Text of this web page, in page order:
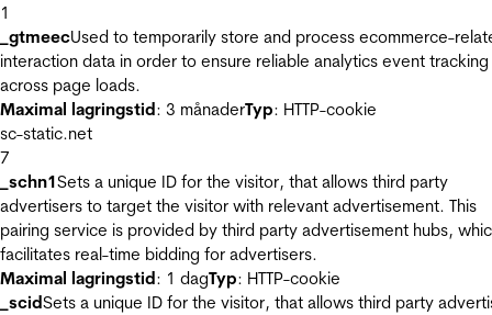
1
_gtmeecUsed to temporarily store and process ecommerce-
interaction data in order to ensure reliable analytics event tracking
across page loads.
Maximal lagringstid: 3 månaderTyp: HTTP-cookie
sc-static.net
7
_schn1Sets a unique ID for the visitor, that allows third party
advertisers to target the visitor with relevant advertisement. This
pairing service is provided by third party advertisement hubs,
facilitates real-time bidding for advertisers.
Maximal lagringstid: 1 dagTyp: HTTP-cookie
_scidSets a unique ID for the visitor, that allows third party